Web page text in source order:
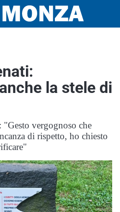
la stele di
"Gesto vergognoso che
di rispetto, ho chiesto